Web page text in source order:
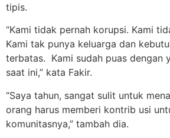
tipis.
“Kami tidak pernah korupsi. Kami
Kami tak punya keluarga dan
terbatas. Kami sudah puas dengan
saat ini,” kata Fakir.
“Saya tahun, sangat sulit untuk
orang harus memberi kontrib usi
komunitasnya,” tambah dia.